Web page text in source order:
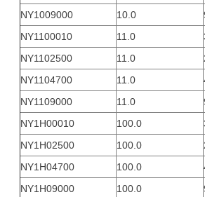
NY1009000
10.0
NY1100010
11.0
NY1102500
11.0
NY1104700
11.0
NY1109000
11.0
NY1H00010
100.0
NY1H02500
100.0
NY1H04700
100.0
NY1H09000
100.0